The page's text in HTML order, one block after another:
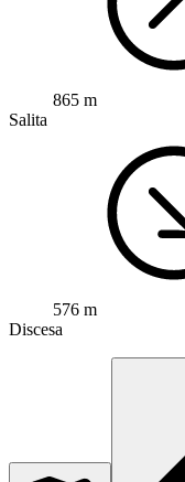
865 m
Salita
576 m
Discesa